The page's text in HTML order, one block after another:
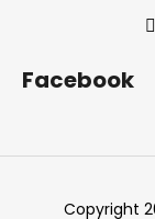
Facebook
Copyright